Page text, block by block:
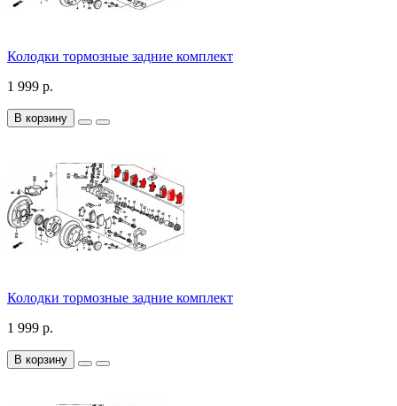
Колодки тормозные задние комплект
1 999 р.
В корзину
Колодки тормозные задние комплект
1 999 р.
В корзину